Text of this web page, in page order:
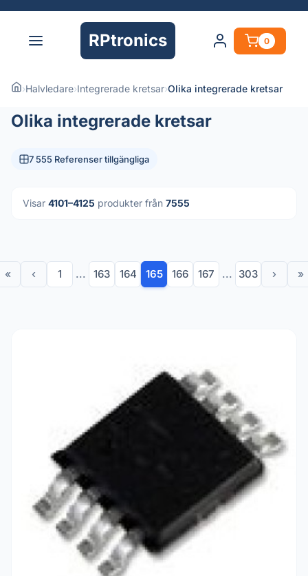
RPtronics 0
›Halvledare›Integrerade kretsar›Olika integrerade kretsar
Olika integrerade kretsar
7 555 Referenser tillgängliga
Visar 4101–4125 produkter från 7555
« ‹ 1 ... 163 164 165 166 167 ... 303 › »